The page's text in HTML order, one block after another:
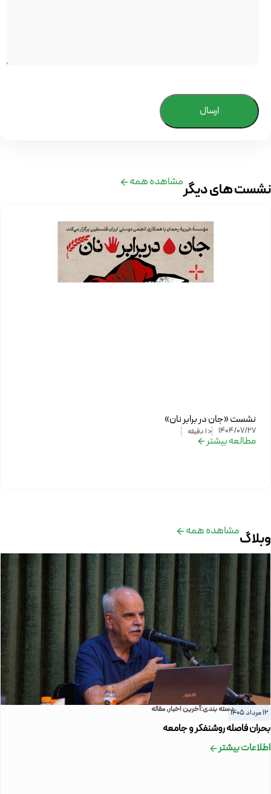
ارسال
نشست های دیگرمشاهده همه
نشست «جان در برابر نان»
1404/07/27
< 1 دقیقه
مطالعه بیشتر
وبلاگمشاهده همه
12 مرداد 1405 دسته بندی:آخرین اخبار,مقاله
بحران فاصله روشنفکر و جامعه
اطلاعات بیشتر